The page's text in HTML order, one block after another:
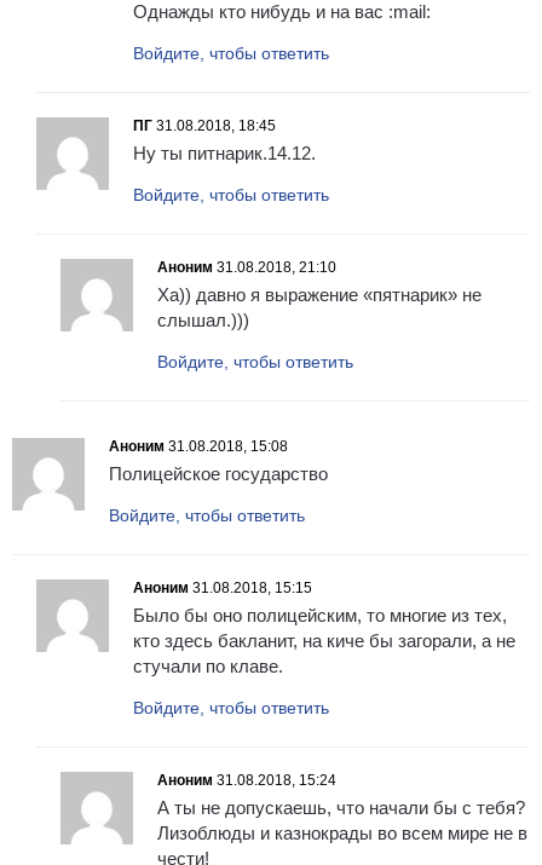
Однажды кто нибудь и на вас :mail:
Войдите, чтобы ответить
ПГ 31.08.2018, 18:45
Ну ты питнарик.14.12.
Войдите, чтобы ответить
Аноним 31.08.2018, 21:10
Ха)) давно я выражение «пятнарик» не
слышал.)))
Войдите, чтобы ответить
Аноним 31.08.2018, 15:08
Полицейское государство
Войдите, чтобы ответить
Аноним 31.08.2018, 15:15
Было бы оно полицейским, то многие из тех,
кто здесь бакланит, на киче бы загорали, а не
стучали по клаве.
Войдите, чтобы ответить
Аноним 31.08.2018, 15:24
А ты не допускаешь, что начали бы с тебя?
Лизоблюды и казнокрады во всем мире не в
чести!